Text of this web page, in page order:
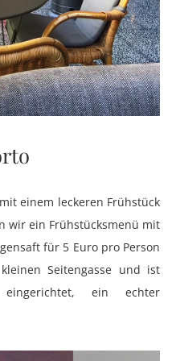
einem leckeren Frühstück
wir ein Frühstücksmenü mit
für 5 Euro pro Person
Seitengasse und ist
ein echter